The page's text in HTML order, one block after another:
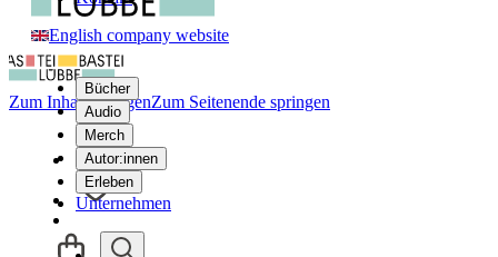
English company website
Bücher
Audio
Merch
Autor:innen
Erleben
Unternehmen
Zum Inhalt springenZum Seitenende springen